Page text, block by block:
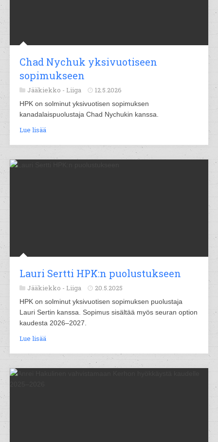
Chad Nychuk yksivuotiseen
sopimukseen
Jääkiekko - Liiga 12.5.2026
HPK on solminut yksivuotisen sopimuksen
kanadalaispuolustaja Chad Nychukin kanssa.
Lue lisää
Lauri Sertti HPK:n puolustukseen
Jääkiekko - Liiga 20.5.2025
HPK on solminut yksivuotisen sopimuksen puolustaja
Lauri Sertin kanssa. Sopimus sisältää myös seuran option
kaudesta 2026–2027.
Lue lisää